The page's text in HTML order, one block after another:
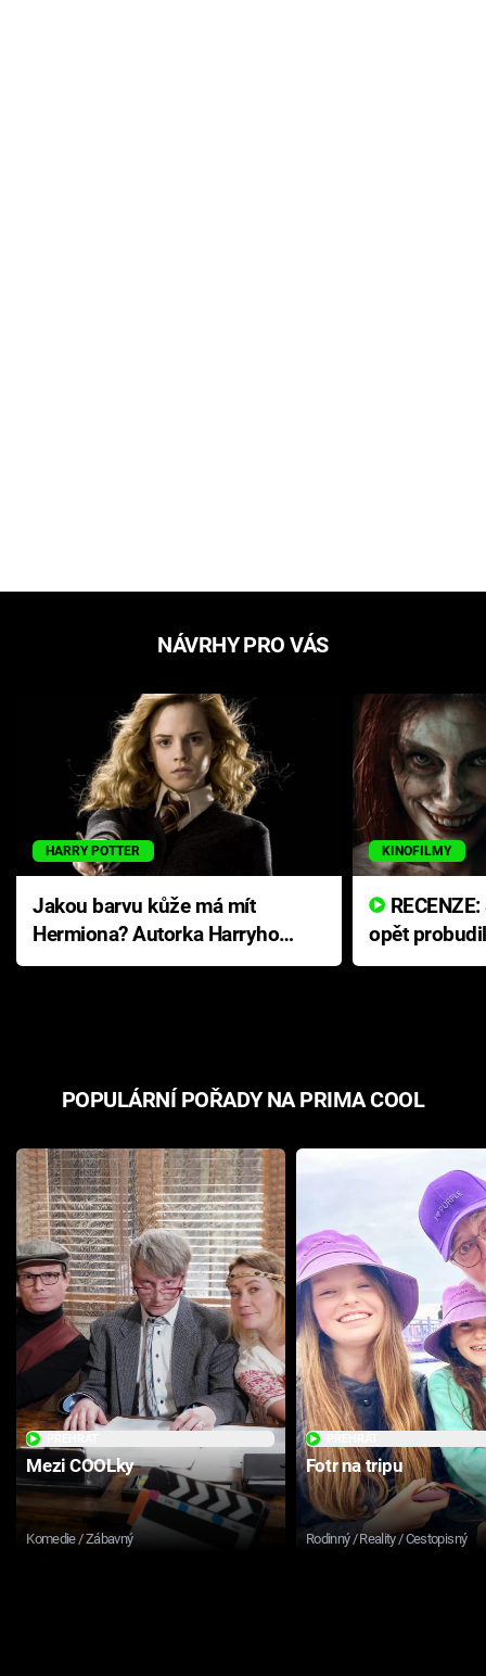
NÁVRHY PRO VÁS
HARRY POTTER
Jakou barvu kůže má mít
Hermiona? Autorka Harryho
Pottera přišla s ráznou
KINOFILMY
opět
přichází s
POPULÁRNÍ POŘADY NA PRIMA COOL
Mezi COOLky
Komedie / Zábavný
Fotr na tripu
Rodinný / Reality / Cestopisný